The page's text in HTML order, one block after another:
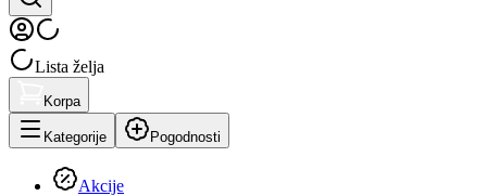
Lista želja
Korpa
Kategorije Pogodnosti
Akcije